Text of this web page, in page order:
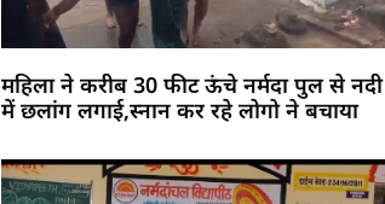
महिला ने करीब 30 फीट ऊंचे नर्मदा पुल से नदी
में छलांग लगाई,स्नान कर रहे लोगो ने बचाया